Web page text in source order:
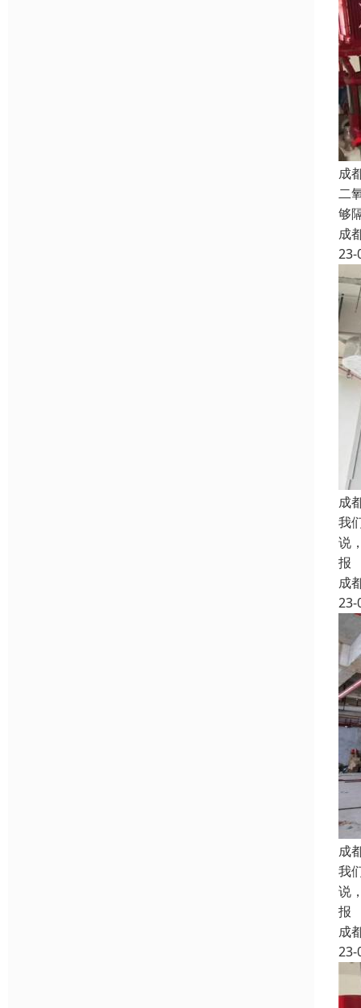
成
二
够
成
23-
成
我
说
报
成
23-
成
我
说
报
成
23-